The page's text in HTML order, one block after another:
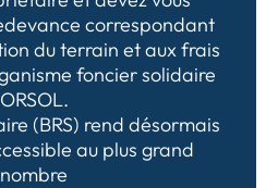
correspondant
du terrain et aux frais
foncier solidaire
ORSOL.
(BRS) rend désormais
au plus grand
nombre